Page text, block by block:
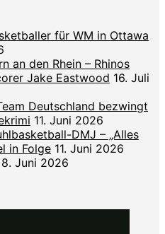
für WM in Ottawa
an den Rhein – Rhinos
Jake Eastwood 16. Juli
Deutschland bezwingt
11. Juni 2026
DMJ – „Alles
in Folge 11. Juni 2026
8. Juni 2026